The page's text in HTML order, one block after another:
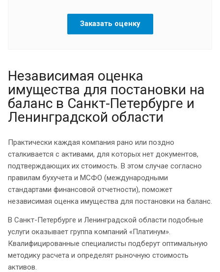
Заказать оценку
Независимая оценка
имущества для постановки на
баланс в Санкт-Петербурге и
Ленинградской области
Практически каждая компания рано или поздно
сталкивается с активами, для которых нет документов,
подтверждающих их стоимость. В этом случае согласно
правилам бухучета и МСФО (международными
стандартами финансовой отчетности), поможет
независимая оценка имущества для постановки на баланс.
В Санкт-Петербурге и Ленинградской области подобные
услуги оказывает группа компаний «Платинум».
Квалифицированные специалисты подберут оптимальную
методику расчета и определят рыночную стоимость
активов.